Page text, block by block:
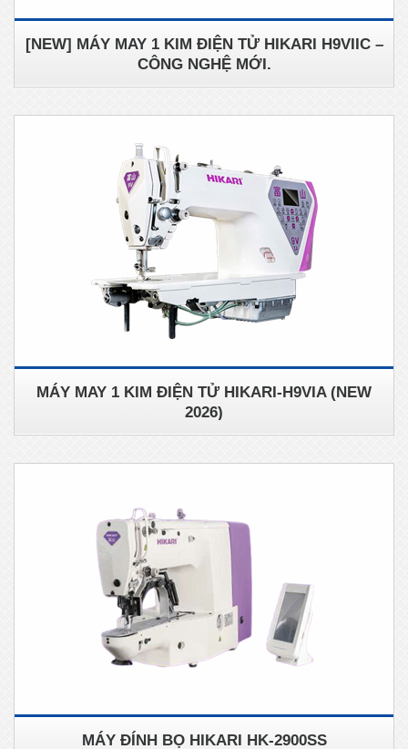
[NEW] MÁY MAY 1 KIM ĐIỆN TỬ HIKARI H9VIIC –
CÔNG NGHỆ MỚI.
MÁY MAY 1 KIM ĐIỆN TỬ HIKARI-H9VIA (NEW
2026)
MÁY ĐÍNH BỌ HIKARI HK-2900SS